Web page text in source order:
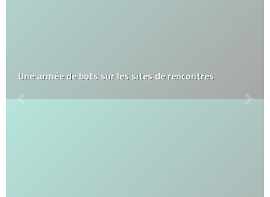
Une armée de bots sur les sites de rencontres